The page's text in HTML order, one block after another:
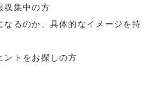
収集中の方
なるのか、具体的なイメージを持
ントをお探しの方